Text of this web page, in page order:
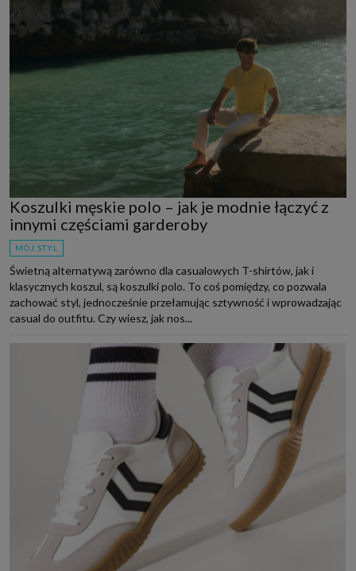
Koszulki męskie polo – jak je modnie łączyć z
innymi częściami garderoby
MÓJ STYL
Świetną alternatywą zarówno dla casualowych T-shirtów, jak i
klasycznych koszul, są koszulki polo. To coś pomiędzy, co pozwala
zachować styl, jednocześnie przełamując sztywność i wprowadzając
casual do outfitu. Czy wiesz, jak nos...